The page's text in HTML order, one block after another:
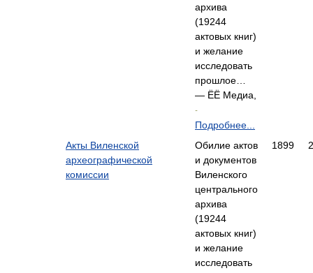
архива
(19244
актовых книг)
и желание
исследовать
прошлое…
— ЁЁ Медиа,
-
Подробнее...
Акты Виленской
археографической
комиссии
Обилие актов
и документов
Виленского
центрального
архива
(19244
актовых книг)
и желание
исследовать
1899